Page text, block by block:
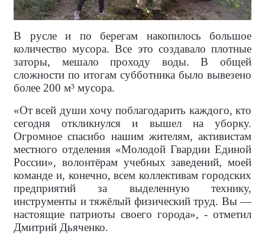
В русле и по берегам накопилось большое
количество мусора. Все это создавало плотные
заторы, мешало проходу воды. В общей
сложности по итогам субботника было вывезено
более 200 м³ мусора.
«От всей души хочу поблагодарить каждого, кто
сегодня откликнулся и вышел на уборку.
Огромное спасибо нашим жителям, активистам
местного отделения «Молодой Гвардии Единой
России», волонтёрам учебных заведений, моей
команде и, конечно, всем коллективам городских
предприятий за выделенную технику,
инструменты и тяжёлый физический труд. Вы —
настоящие патриоты своего города», - отметил
Дмитрий Дьяченко.